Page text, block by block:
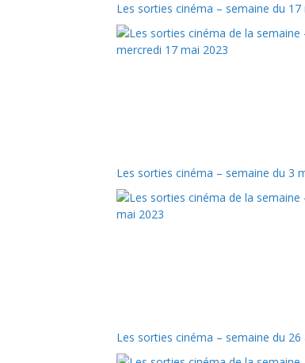
Les sorties cinéma – semaine du 17
Les sorties cinéma – semaine du 3
Les sorties cinéma – semaine du 26